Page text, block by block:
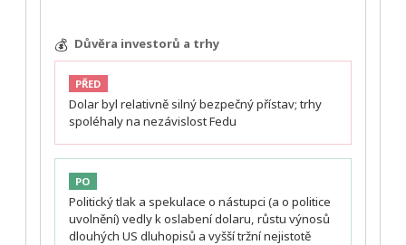
💰 Důvěra investorů a trhy
PŘED
Dolar byl relativně silný bezpečný přístav; trhy
spoléhaly na nezávislost Fedu
PO
Politický tlak a spekulace o nástupci (a o politice
uvolnění) vedly k oslabení dolaru, růstu výnosů
dlouhých US dluhopisů a vyšší tržní nejistotě